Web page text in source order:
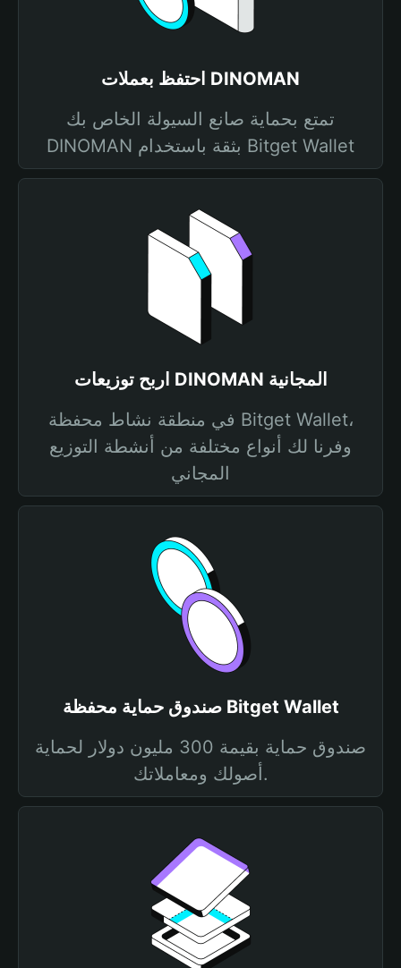
احتفظ بعملات DINOMAN
تمتع بحماية صانع السيولة الخاص بك
DINOMAN بثقة باستخدام Bitget Wallet
اربح توزيعات DINOMAN المجانية
في منطقة نشاط محفظة Bitget Wallet،
وفرنا لك أنواع مختلفة من أنشطة التوزيع
المجاني
صندوق حماية محفظة Bitget Wallet
صندوق حماية بقيمة 300 مليون دولار لحماية
أصولك ومعاملاتك.